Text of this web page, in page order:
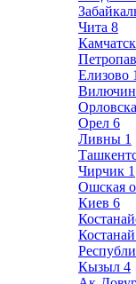
Чита 8
Елизово 1
Орел 6
Ливны 1
Чирчик 1
Ошская
Киев 6
Костанай
Кызыл 4